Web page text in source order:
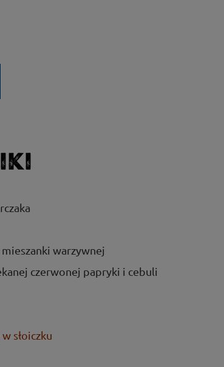
warzywnej
czerwonej papryki i cebuli
słoiczku